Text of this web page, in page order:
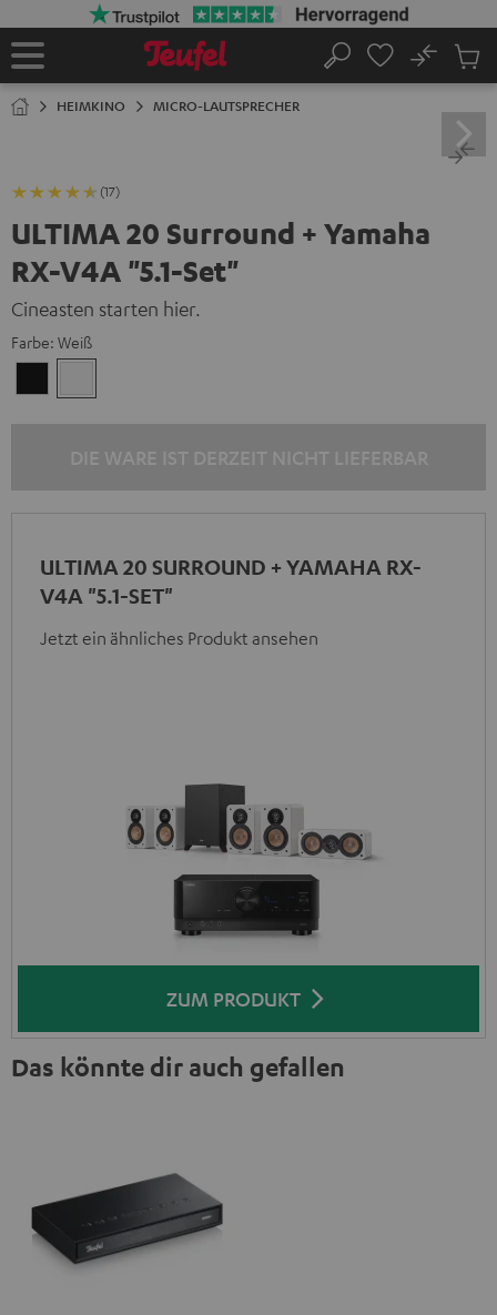
Startseite
Suche
No
HEIMKINO MICRO-LAUTSPRECHER
(17)
ULTIMA 20 Surround + Yamaha
RX-V4A "5.1-Set"
Cineasten starten hier.
Farbe: Weiß
ULTIMA 20 SURROUND + YAMAHA RX-
V4A "5.1-SET"
Jetzt ein ähnliches Produkt ansehen
ZUM PRODUKT
Das könnte dir auch gefallen